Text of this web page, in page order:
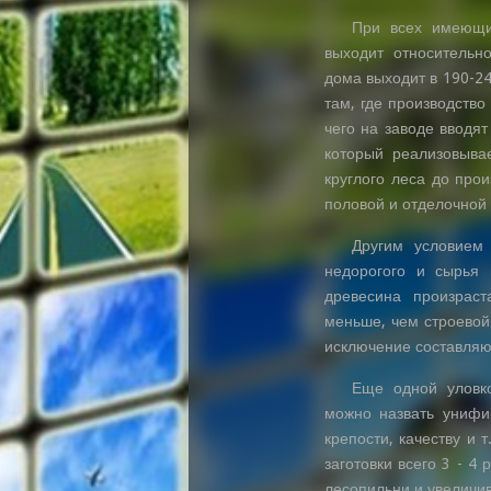
При всех
выходит
дома выходит в 190-
там, где
чего на заводе
который
круглого леса до
половой и
Другим
недорогого и сырья
древесина
меньше, чем
исключение
Еще одной
можно назвать
крепости, качеству
заготовки всего 3 - 4